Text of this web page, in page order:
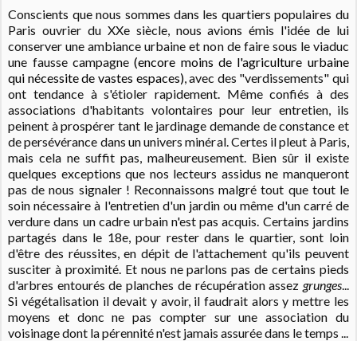
Conscients que nous sommes dans les quartiers populaires du
Paris ouvrier du XXe siècle, nous avions émis l'idée de lui
conserver une ambiance urbaine et non de faire sous le viaduc
une fausse campagne(encore moins de l'agriculture urbaine
qui nécessite de vastes espaces), avec des "verdissements" qui
ont tendance à s'étioler rapidement. Même confiés à des
associations d'habitants volontaires pour leur entretien, ils
peinent à prospérer tant le jardinage demande de constance et
de persévérance dans un univers minéral. Certes il pleut à Paris,
mais cela ne suffit pas, malheureusement. Bien sûr il existe
quelques exceptions que nos lecteurs assidus ne manqueront
pas de nous signaler ! Reconnaissons malgré tout que tout le
soin nécessaire à l'entretien d'un jardin ou même d'un carré de
verdure dans un cadre urbain n'est pas acquis. Certains jardins
partagés dans le 18e, pour rester dans le quartier, sont loin
d'être des réussites, en dépit de l'attachement qu'ils peuvent
susciter à proximité. Et nous ne parlons pas de certains pieds
d'arbres entourés de planches de récupération assez grunges...
Si végétalisation il devait y avoir, il faudrait alors y mettre les
moyens et donc ne pas compter sur une association du
voisinage dont la pérennité n'est jamais assurée dans le temps ...